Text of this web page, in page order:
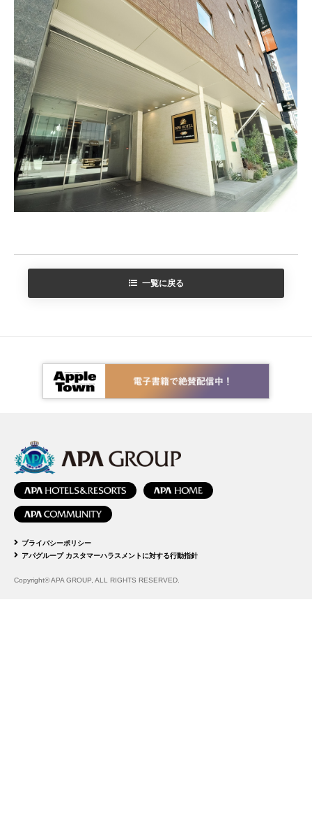
一覧に戻る
プライバシーポリシー
アパグループ カスタマーハラスメントに対する行動指針
Copyright© APA GROUP, ALL RIGHTS RESERVED.